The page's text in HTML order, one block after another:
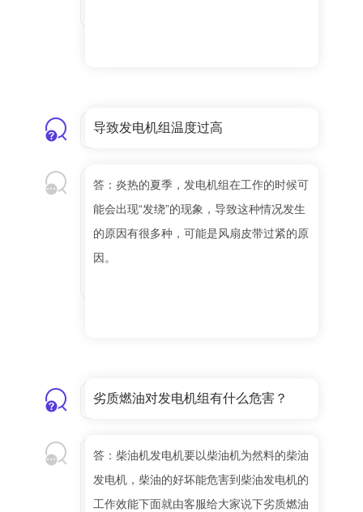
导致发电机组温度过高
答：炎热的夏季，发电机组在工作的时候可
能会出现“发绕”的现象，导致这种情况发生
的原因有很多种，可能是风扇皮带过紧的原
因。
劣质燃油对发电机组有什么危害？
答：柴油机发电机要以柴油机为然料的柴油
发电机，柴油的好坏能危害到柴油发电机的
工作效能下面就由客服给大家说下劣质燃油